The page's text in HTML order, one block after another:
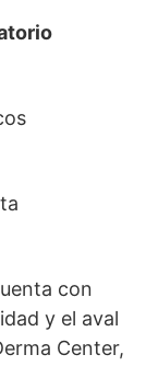
con
y el aval
Center,